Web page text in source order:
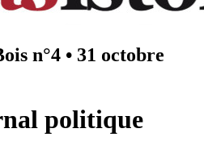
n°4 • 31 octobre
politique